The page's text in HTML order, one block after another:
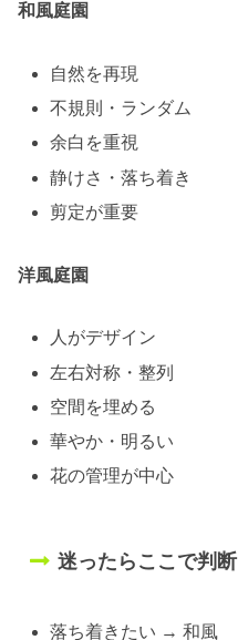
和風庭園
自然を再現
不規則・ランダム
余白を重視
静けさ・落ち着き
剪定が重要
洋風庭園
人がデザイン
左右対称・整列
空間を埋める
華やか・明るい
花の管理が中心
迷ったらここで判断
落ち着きたい → 和風